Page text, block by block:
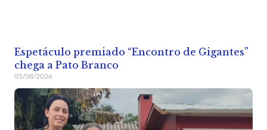
Espetáculo premiado “Encontro de Gigantes”
chega a Pato Branco
05/08/2026